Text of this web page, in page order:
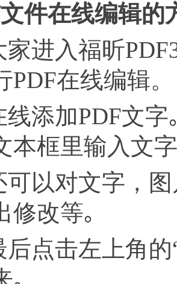
件在线编辑的
入福昕
PDF在线编辑。
加PDF文字｡
本框里输入文
对文字，图
修改等｡
击左上角的“